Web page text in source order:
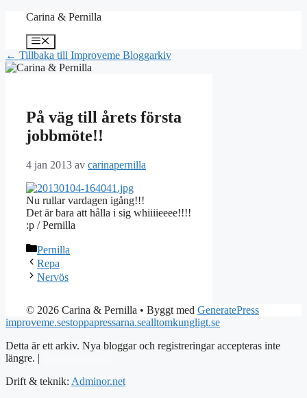
Hoppa
innehåll
Carina & Pernilla
Meny
← Tillbaka till Improveme Bloggarkiv
På väg till årets första
jobbmöte!!
4 jan 2013 av carinapernilla
Nu rullar vardagen igång!!!
Det är bara att hålla i sig whiiiieeee!!!!
:p / Pernilla
Kategorier
Pernilla
Repa
Nervös
© 2026 Carina & Pernilla • Byggt med GeneratePress
improveme.sestoppapressarna.sealltomkungligt.se
Detta är ett arkiv. Nya bloggar och registreringar accepteras inte
längre. |
Drift & teknik: Adminor.net